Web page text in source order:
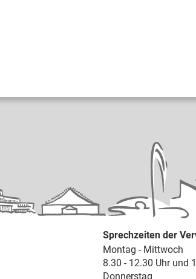
Sprechzeiten der
Montag - Mittwoch
8.30 - 12.30 Uhr und
Donnerstag